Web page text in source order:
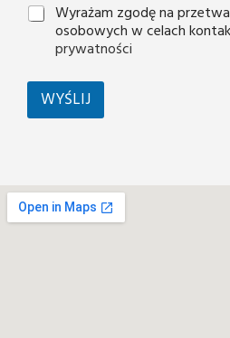
Wyrażam zgodę na
osobowych w celach
prywatności
WYŚLIJ